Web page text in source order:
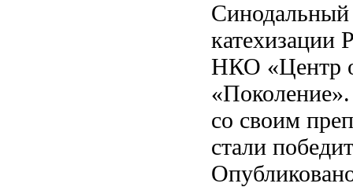
Синодальный
катехизации
НКО «Центр
со своим
стали